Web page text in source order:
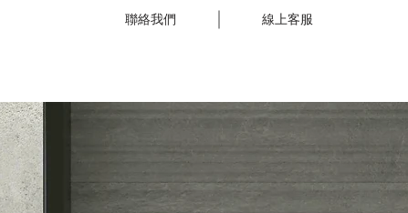
聯絡我們 線上客服